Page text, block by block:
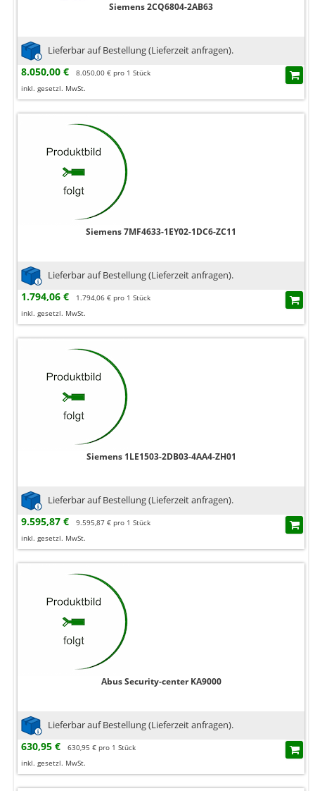
Siemens 2CQ6804-2AB63
Lieferbar auf Bestellung (Lieferzeit anfragen).
8.050,00 €
8.050,00 € pro 1 Stück
inkl. gesetzl. MwSt.
Siemens 7MF4633-1EY02-1DC6-ZC11
Lieferbar auf Bestellung (Lieferzeit anfragen).
1.794,06 €
1.794,06 € pro 1 Stück
inkl. gesetzl. MwSt.
Siemens 1LE1503-2DB03-4AA4-ZH01
Lieferbar auf Bestellung (Lieferzeit anfragen).
9.595,87 €
9.595,87 € pro 1 Stück
inkl. gesetzl. MwSt.
Abus Security-center KA9000
Lieferbar auf Bestellung (Lieferzeit anfragen).
630,95 €
630,95 € pro 1 Stück
inkl. gesetzl. MwSt.